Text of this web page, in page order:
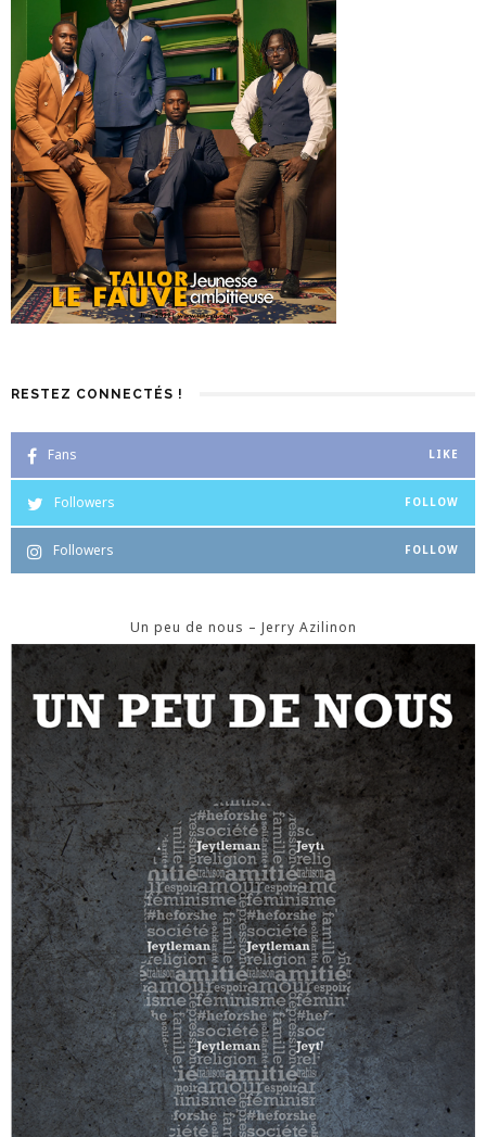
RESTEZ CONNECTÉS !
Fans LIKE
Followers FOLLOW
Followers FOLLOW
Un peu de nous – Jerry Azilinon